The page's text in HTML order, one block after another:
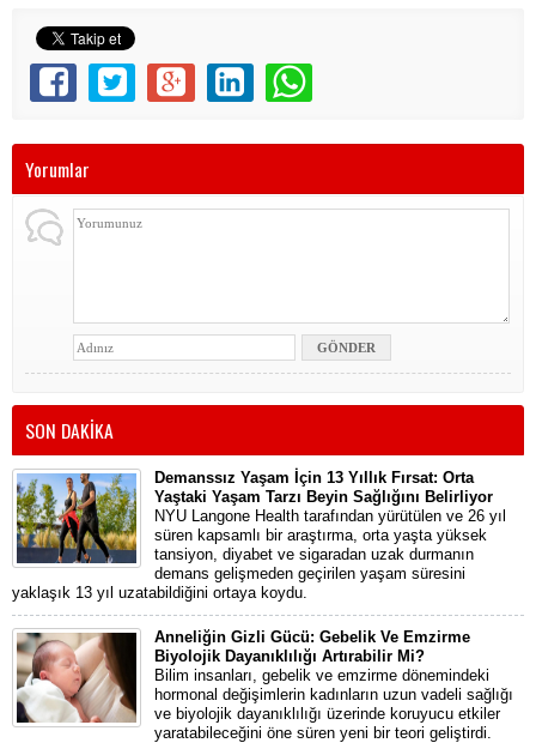
Yorumlar
SON DAKİKA
Demanssız Yaşam İçin 13 Yıllık Fırsat: Orta
Yaştaki Yaşam Tarzı Beyin Sağlığını Belirliyor
NYU Langone Health tarafından yürütülen ve 26 yıl
süren kapsamlı bir araştırma, orta yaşta yüksek
tansiyon, diyabet ve sigaradan uzak durmanın
demans gelişmeden geçirilen yaşam süresini
yaklaşık 13 yıl uzatabildiğini ortaya koydu.
Anneliğin Gizli Gücü: Gebelik Ve Emzirme
Biyolojik Dayanıklılığı Artırabilir Mi?
Bilim insanları, gebelik ve emzirme dönemindeki
hormonal değişimlerin kadınların uzun vadeli sağlığı
ve biyolojik dayanıklılığı üzerinde koruyucu etkiler
yaratabileceğini öne süren yeni bir teori geliştirdi.